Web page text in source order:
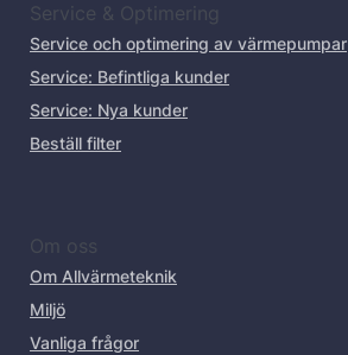
Service & Optimering
Service och optimering av värmepumpar
Service: Befintliga kunder
Service: Nya kunder
Beställ filter
Om oss
Om Allvärmeteknik
Miljö
Vanliga frågor